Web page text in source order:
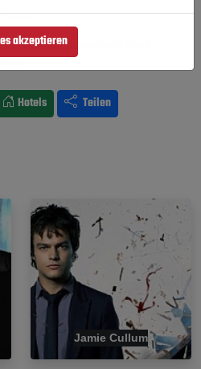
Al Jarreau, Jestofunk Feat.
Hotels Teilen
Jamie Cullum
akzeptieren